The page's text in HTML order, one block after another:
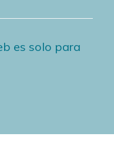
es solo para